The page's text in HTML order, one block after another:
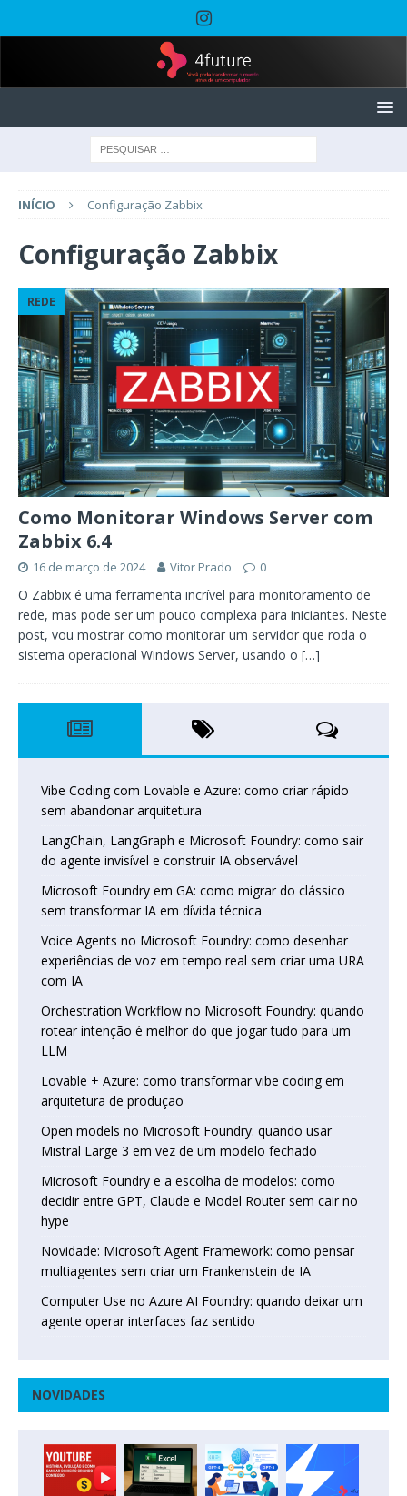
INÍCIO Configuração Zabbix
Configuração Zabbix
REDE
Como Monitorar Windows Server com
Zabbix 6.4
16 de março de 2024 Vitor Prado 0
O Zabbix é uma ferramenta incrível para monitoramento de
rede, mas pode ser um pouco complexa para iniciantes. Neste
post, vou mostrar como monitorar um servidor que roda o
sistema operacional Windows Server, usando o […]
Vibe Coding com Lovable e Azure: como criar rápido
sem abandonar arquitetura
LangChain, LangGraph e Microsoft Foundry: como sair
do agente invisível e construir IA observável
Microsoft Foundry em GA: como migrar do clássico
sem transformar IA em dívida técnica
Voice Agents no Microsoft Foundry: como desenhar
experiências de voz em tempo real sem criar uma URA
com IA
Orchestration Workflow no Microsoft Foundry: quando
rotear intenção é melhor do que jogar tudo para um
LLM
Lovable + Azure: como transformar vibe coding em
arquitetura de produção
Open models no Microsoft Foundry: quando usar
Mistral Large 3 em vez de um modelo fechado
Microsoft Foundry e a escolha de modelos: como
decidir entre GPT, Claude e Model Router sem cair no
hype
Novidade: Microsoft Agent Framework: como pensar
multiagentes sem criar um Frankenstein de IA
Computer Use no Azure AI Foundry: quando deixar um
agente operar interfaces faz sentido
NOVIDADES